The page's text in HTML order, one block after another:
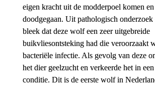
eigen kracht uit de modderpoel komen
doodgegaan. Uit pathologisch
bleek dat deze wolf een zeer uitgebreide
buikvliesontsteking had die veroorzaakt
bacteriële infectie. Als gevolg van deze
het dier geelzucht en verkeerde het in
conditie. Dit is de eerste wolf in